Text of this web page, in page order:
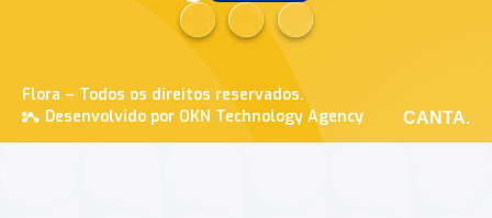
Flora – Todos os direitos reservados.
Desenvolvido por OKN Technology Agency
CANTA.